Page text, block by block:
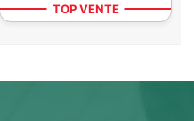
TOP VENTE